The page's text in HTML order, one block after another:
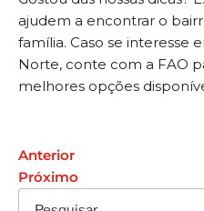
ajudem a encontrar o
família. Caso se interesse
Norte, conte com a FAO
melhores opções
Anterior
Próximo